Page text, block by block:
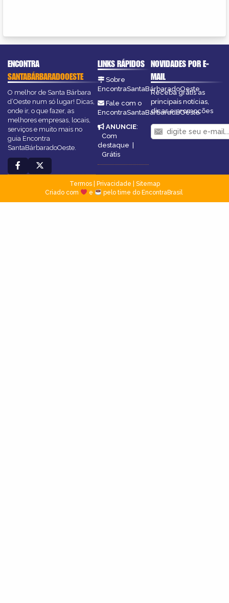
ENCONTRA
SANTABÁRBARADOOESTE
O melhor de Santa Bárbara
d’Oeste num só lugar! Dicas,
onde ir, o que fazer, as
melhores empresas, locais,
serviços e muito mais no
guia Encontra
SantaBárbaradoOeste.
LINKS RÁPIDOS
Sobre
EncontraSantaBárbaradoOeste
Fale com o
EncontraSantaBárbaradoOeste
ANUNCIE:
Com
destaque |
Grátis
NOVIDADES POR E-
MAIL
Receba grátis as
principais notícias,
dicas e promoções
Termos| Privacidade
Sitemap
Criado com
e pelo time do EncontraBrasil